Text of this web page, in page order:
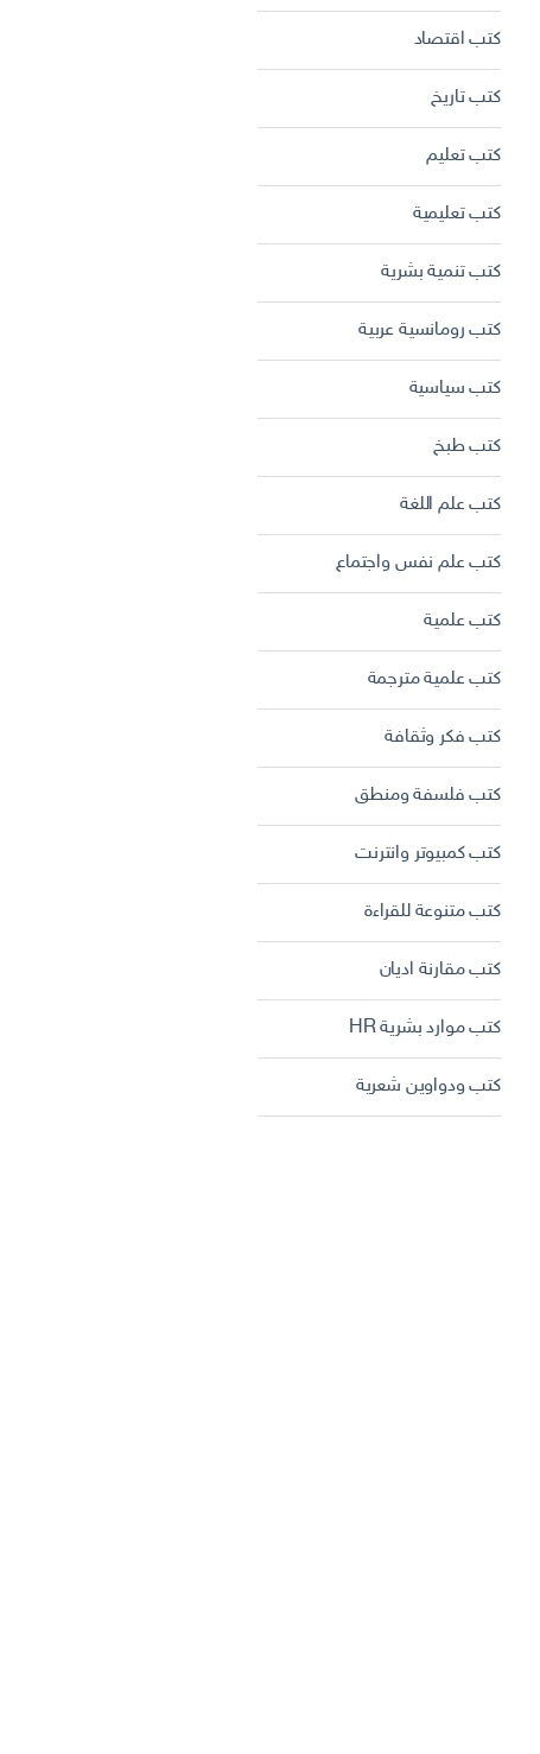
كتب اقتصاد
كتب تاريخ
كتب تعليم
كتب تعليمية
كتب تنمية بشرية
كتب رومانسية عربية
كتب سياسية
كتب طبخ
كتب علم اللغة
كتب علم نفس واجتماع
كتب علمية
كتب علمية مترجمة
كتب فكر وثقافة
كتب فلسفة ومنطق
كتب كمبيوتر وانترنت
كتب متنوعة للقراءة
كتب مقارنة اديان
كتب موارد بشرية HR
كتب ودواوين شعرية